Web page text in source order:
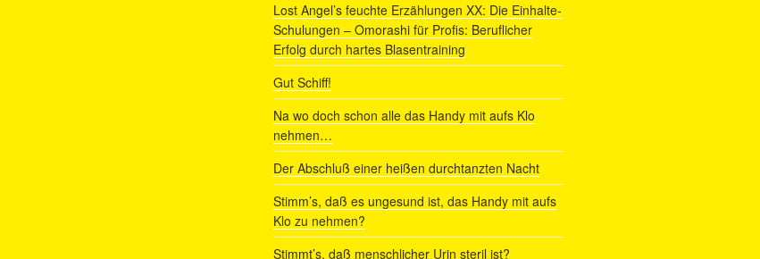
Lost Angel’s feuchte Erzählungen XX: Die Einhalte-
Schulungen – Omorashi für Profis: Beruflicher
Erfolg durch hartes Blasentraining
Gut Schiff!
Na wo doch schon alle das Handy mit aufs Klo
nehmen…
Der Abschluß einer heißen durchtanzten Nacht
Stimm’s, daß es ungesund ist, das Handy mit aufs
Klo zu nehmen?
Stimmt’s, daß menschlicher Urin steril ist?